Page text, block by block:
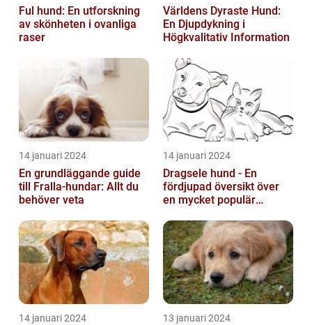
Ful hund: En utforskning
av skönheten i ovanliga
raser
Världens Dyraste Hund:
En Djupdykning i
Högkvalitativ Information
14 januari 2024
En grundläggande guide
till Fralla-hundar: Allt du
behöver veta
14 januari 2024
Dragsele hund - En
fördjupad översikt över
en mycket populär
14 januari 2024 13 januari 2024